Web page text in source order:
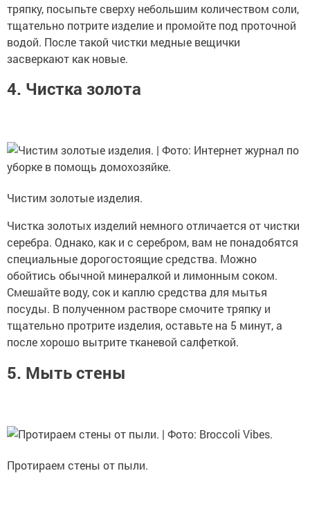
тряпку, посыпьте сверху небольшим количеством соли,
тщательно потрите изделие и промойте под проточной
водой. После такой чистки медные вещички
засверкают как новые.
4. Чистка золота
Чистим золотые изделия.
Чистка золотых изделий немного отличается от чистки
серебра. Однако, как и с серебром, вам не понадобятся
специальные дорогостоящие средства. Можно
обойтись обычной минералкой и лимонным соком.
Смешайте воду, сок и каплю средства для мытья
посуды. В полученном растворе смочите тряпку и
тщательно протрите изделия, оставьте на 5 минут, а
после хорошо вытрите тканевой салфеткой.
5. Мыть стены
Протираем стены от пыли.